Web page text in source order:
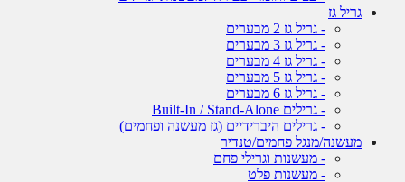
גריל גז
- גריל גז 2 מבערים
- גריל גז 3 מבערים
- גריל גז 4 מבערים
- גריל גז 5 מבערים
- גריל גז 6 מבערים
- גרילים Built-In / Stand-Alone
- גרילים היברידיים (גז מעשנה ופחמים)
מעשנה/מנגל פחמים/טנדיר
- מעשנות וגרילי פחם
- מעשנות פלט